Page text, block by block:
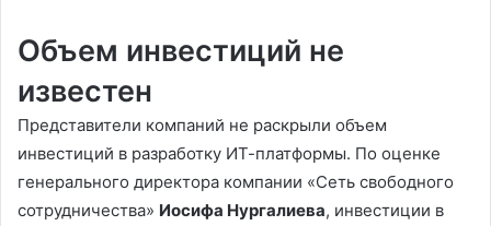
Объем инвестиций не
известен
Представители компаний не раскрыли объем
инвестиций в разработку ИТ-платформы. По оценке
генерального директора компании «Сеть свободного
сотрудничества» Иосифа Нургалиева, инвестиции в